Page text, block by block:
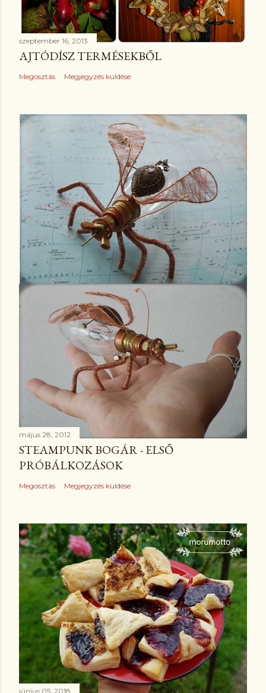
szeptember 16, 2013
AJTÓDÍSZ TERMÉSEKBŐL
Megosztás Megjegyzés küldése
május 28, 2012
STEAMPUNK BOGÁR - ELSŐ
PRÓBÁLKOZÁSOK
Megosztás Megjegyzés küldése
június 05, 2018